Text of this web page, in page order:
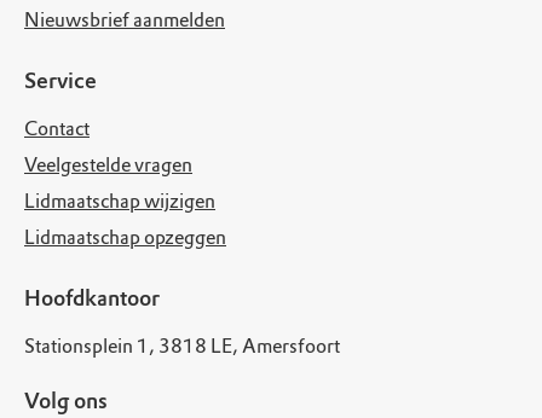
Nieuwsbrief aanmelden
Service
Contact
Veelgestelde vragen
Lidmaatschap wijzigen
Lidmaatschap opzeggen
Hoofdkantoor
Stationsplein 1, 3818 LE, Amersfoort
Volg ons